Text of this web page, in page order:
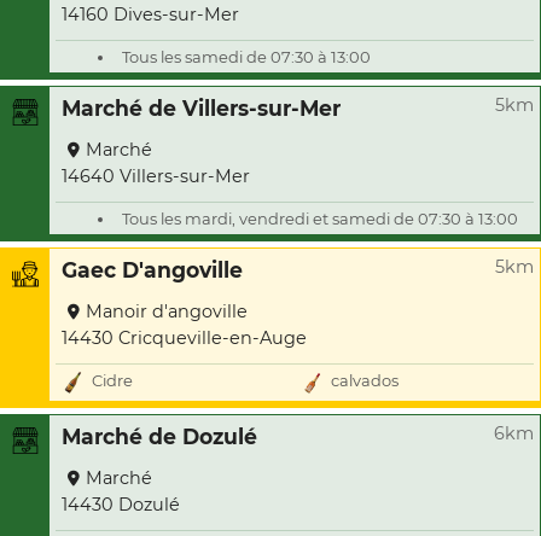
14160 Dives-sur-Mer
Tous les samedi de 07:30 à 13:00
Marché de Villers-sur-Mer 5km
Marché
14640 Villers-sur-Mer
Tous les mardi, vendredi et samedi de 07:30 à 13:00
Gaec D'angoville 5km
Manoir d'angoville
14430 Cricqueville-en-Auge
Cidre calvados
Marché de Dozulé 6km
Marché
14430 Dozulé